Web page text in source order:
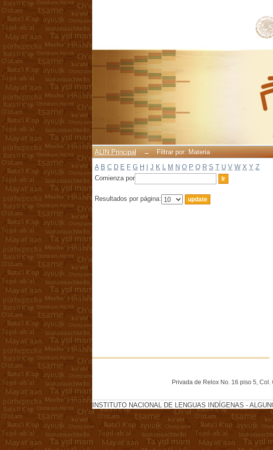
ALIN Principal →
Filtrar por: Materia
A B C D E F G H J K L M N O P Q R S T U V W X Y Z
Comienza por
Resultados por página:
Privada de Relox No. 16 piso 5, Col.
INSTITUTO NACIONAL DE LENGUAS INDÍGENAS -